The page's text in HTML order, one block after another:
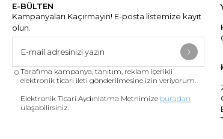
E-BÜLTEN
Kampanyaları Kaçırmayın! E-posta listemize kayıt
olun.
Tarafıma kampanya, tanıtım, reklam içerikli
elektronik ticari ileti gönderilmesine izin veriyorum.
Elektronik Ticari Aydınlatma Metnimize buradan
ulaşabilirsiniz.